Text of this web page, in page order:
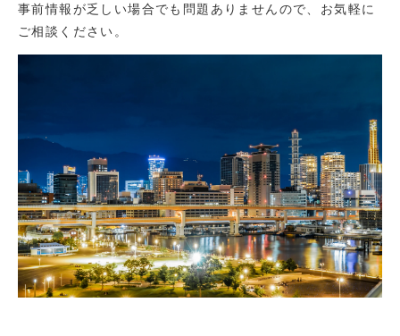
事前情報が乏しい場合でも問題ありませんので、お気軽に
ご相談ください。